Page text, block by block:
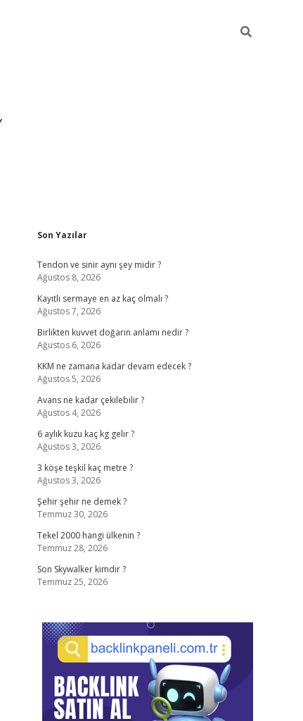
Sidebar
Son Yazılar
Tendon ve sinir aynı şey midir ?
Ağustos 8, 2026
Kayıtlı sermaye en az kaç olmalı ?
Ağustos 7, 2026
Birlikten kuvvet doğarın anlamı nedir ?
Ağustos 6, 2026
KKM ne zamana kadar devam edecek ?
Ağustos 5, 2026
Avans ne kadar çekilebilir ?
Ağustos 4, 2026
6 aylık kuzu kaç kg gelir ?
Ağustos 3, 2026
3 köşe teşkil kaç metre ?
Ağustos 3, 2026
Şehir şehir ne demek ?
Temmuz 30, 2026
Tekel 2000 hangi ülkenin ?
Temmuz 28, 2026
Son Skywalker kimdir ?
Temmuz 25, 2026